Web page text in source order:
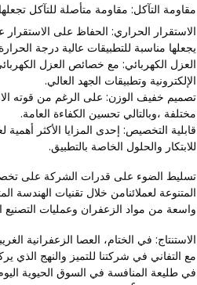
مقاومة التآكل: مقاومة متأصلة للتآكل
الاستقرار الحراري: الحفاظ على
يجعلها مناسبة للتطبيقات عالية درجة
العزل الكهربائي: مع خصائص العزل
الإلكترونية وتطبيقات الجهد العالي.
تصميم خفيف الوزن: على الرغم من قوته
مختلفة ،وبالتالي تحسين الكفاءة العامة.
قابلية التخصيص: إحدى المزايا الأكثر أهمية
للابتكار والحلول الخاصة بالتطبيق.
تسليط الضوء على قدرات الشركة على
المتنوعة لعملائنامن خلال تقنيات
واسعة من مواد الزعفران وعمليات التصنيع
الاستنتاج: في الختام، العصا الزعفرانية
مع التفاني في شركتنا للتميز والنهج الذي
في طليعة المنافسة في السوق الحيوية